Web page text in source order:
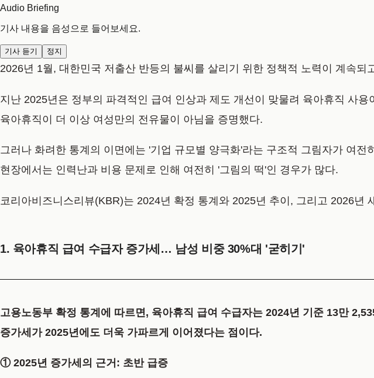
Audio Briefing
기사 내용을 음성으로 들어보세요.
기사 듣기 정지
2026년 1월, 대한민국 저출산 반등의 불씨를 살리기 위한 정책적 노력이 계속되
지난 2025년은 정부의 파격적인 급여 인상과 제도 개선이 맞물려 육아휴직 사
육아휴직이 더 이상 여성만의 전유물이 아님을 증명했다.
그러나 화려한 통계의 이면에는 '기업 규모별 양극화'라는 구조적 그림자가 여
현장에서는 인력난과 비용 문제로 인해 여전히 '그림의 떡'인 경우가 많다.
코리아비즈니스리뷰(KBR)는 2024년 확정 통계와 2025년 추이, 그리고 2026년
1. 육아휴직 급여 수급자 증가세… 남성 비중 30%대 '굳히기'
고용노동부 확정 통계에 따르면, 육아휴직 급여 수급자는 2024년 기준 13만
증가세가 2025년에도 더욱 가파르게 이어졌다는 점이다.
① 2025년 증가세의 근거: 초반 급증